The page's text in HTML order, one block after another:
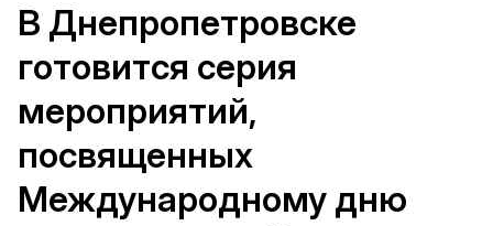
В Днепропетровске
готовится серия
мероприятий,
посвященных
Международному дню